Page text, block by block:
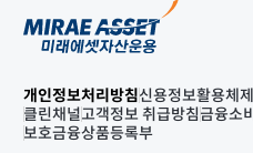
개인정보처리방침신용정보활용체제
클린채널고객정보 취급방침금융소
보호금융상품등록부